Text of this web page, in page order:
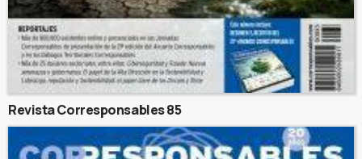
Revista Corresponsables 85